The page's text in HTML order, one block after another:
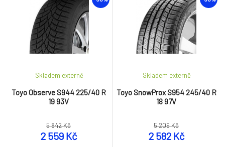
Toyo Observe S944 225/40 R
19 93V
Skladem externě
5 842 Kč
2 559 Kč
Toyo SnowProx S954 245/40 R
18 97V
Skladem externě
5 209 Kč
2 582 Kč